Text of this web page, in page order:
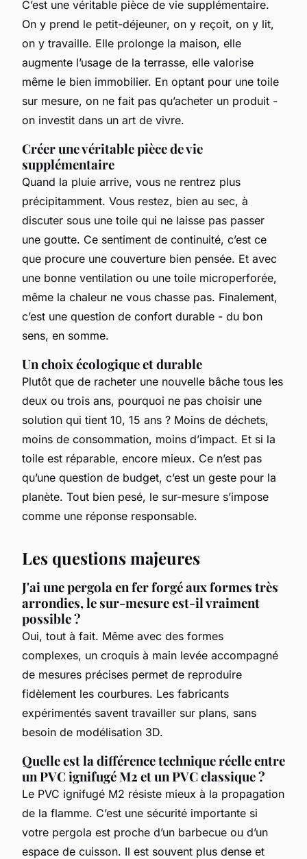
C’est une véritable pièce de vie supplémentaire.
On y prend le petit-déjeuner, on y reçoit, on y lit,
on y travaille. Elle prolonge la maison, elle
augmente l’usage de la terrasse, elle valorise
même le bien immobilier. En optant pour une toile
sur mesure, on ne fait pas qu’acheter un produit -
on investit dans un art de vivre.
Créer une véritable pièce de vie
supplémentaire
Quand la pluie arrive, vous ne rentrez plus
précipitamment. Vous restez, bien au sec, à
discuter sous une toile qui ne laisse pas passer
une goutte. Ce sentiment de continuité, c’est ce
que procure une couverture bien pensée. Et avec
une bonne ventilation ou une toile microperforée,
même la chaleur ne vous chasse pas. Finalement,
c’est une question de confort durable - du bon
sens, en somme.
Un choix écologique et durable
Plutôt que de racheter une nouvelle bâche tous les
deux ou trois ans, pourquoi ne pas choisir une
solution qui tient 10, 15 ans ? Moins de déchets,
moins de consommation, moins d’impact. Et si la
toile est réparable, encore mieux. Ce n’est pas
qu’une question de budget, c’est un geste pour la
planète. Tout bien pesé, le sur-mesure s’impose
comme une réponse responsable.
Les questions majeures
J'ai une pergola en fer forgé aux formes très
arrondies, le sur-mesure est-il vraiment
possible ?
Oui, tout à fait. Même avec des formes
complexes, un croquis à main levée accompagné
de mesures précises permet de reproduire
fidèlement les courbures. Les fabricants
expérimentés savent travailler sur plans, sans
besoin de modélisation 3D.
Quelle est la différence technique réelle entre
un PVC ignifugé M2 et un PVC classique ?
Le PVC ignifugé M2 résiste mieux à la propagation
de la flamme. C’est une sécurité importante si
votre pergola est proche d’un barbecue ou d’un
espace de cuisson. Il est souvent plus dense et